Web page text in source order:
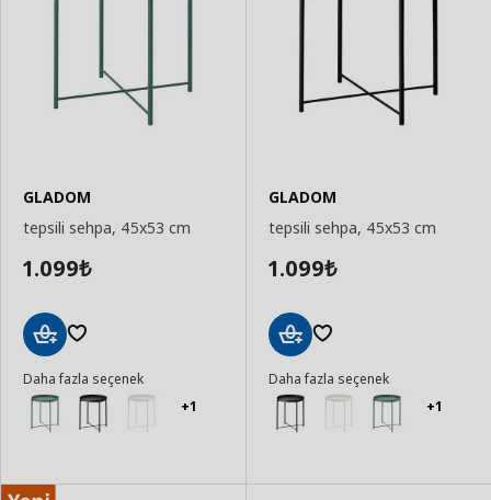
GLADOM
tepsili sehpa, 45x53 cm
1.099₺
Ekle
Daha fazla seçenek
+1
GLADOM
tepsili sehpa, 45x53 cm
1.099₺
Ekle
Daha fazla seçenek
+1